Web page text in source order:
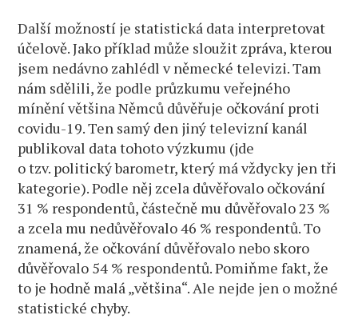
Další možností je statistická data interpretovat
účelově. Jako příklad může sloužit zpráva, kterou
jsem nedávno zahlédl v německé televizi. Tam
nám sdělili, že podle průzkumu veřejného
mínění většina Němců důvěřuje očkování proti
covidu-19. Ten samý den jiný televizní kanál
publikoval data tohoto výzkumu (jde
o tzv. politický barometr, který má vždycky jen tři
kategorie). Podle něj zcela důvěřovalo očkování
31 % respondentů, částečně mu důvěřovalo 23 %
a zcela mu nedůvěřovalo 46 % respondentů. To
znamená, že očkování důvěřovalo nebo skoro
důvěřovalo 54 % respondentů. Pomiňme fakt, že
to je hodně malá „většina“. Ale nejde jen o možné
statistické chyby.